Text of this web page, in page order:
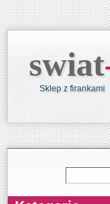
swiat
Sklep z firankami